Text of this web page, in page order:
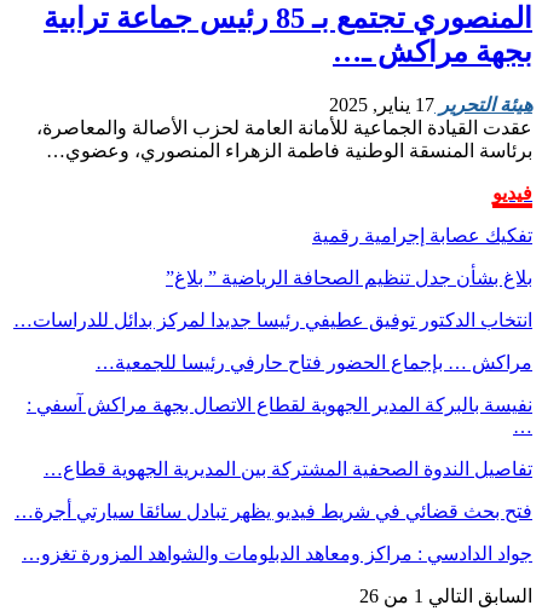
المنصوري تجتمع بـ 85 رئيس جماعة ترابية
بجهة مراكش ـ…
هيئة التحرير 17 يناير, 2025
عقدت القيادة الجماعية للأمانة العامة لحزب الأصالة والمعاصرة،
برئاسة المنسقة الوطنية فاطمة الزهراء المنصوري، وعضوي…
فيديو
تفكيك عصابة إجرامية رقمية
بلاغ بشأن جدل تنظيم الصحافة الرياضية ” بلاغ”
انتخاب الدكتور توفيق عطيفي رئيسا جديدا لمركز بدائل للدراسات…
مراكش … بإجماع الحضور فتاح حارفي رئيسا للجمعية…
نفيسة بالبركة المدير الجهوية لقطاع الاتصال بجهة مراكش آسفي :
…
تفاصيل الندوة الصحفية المشتركة بين المديرية الجهوية قطاع…
فتح بحث قضائي في شريط فيديو يظهر تبادل سائقا سيارتي أجرة…
جواد الدادسي : مراكز ومعاهد الدبلومات والشواهد المزورة تغزو…
السابق التالي 1 من 26